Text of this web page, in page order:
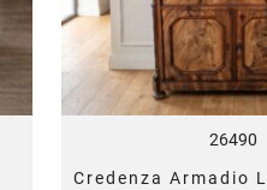
26490
Credenza Armadio